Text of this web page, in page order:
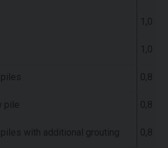
1,0
1,0
0,8
pile 0,8
with additional grouting 0,8